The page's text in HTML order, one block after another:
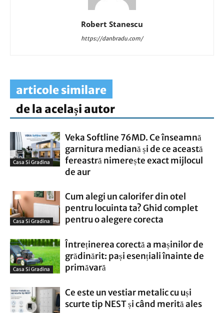
Robert Stanescu
https://danbradu.com/
articole similare
de la același autor
Casa Si Gradina
Veka Softline 76MD. Ce înseamnă
garnitura mediană și de ce această
fereastră nimerește exact mijlocul
de aur
Casa Si Gradina
Cum alegi un calorifer din otel
pentru locuinta ta? Ghid complet
pentru o alegere corecta
Casa Si Gradina
Întreținerea corectă a mașinilor de
grădinărit: pași esențiali înainte de
primăvară
Ce este un vestiar metalic cu uși
scurte tip NEST și când merită ales